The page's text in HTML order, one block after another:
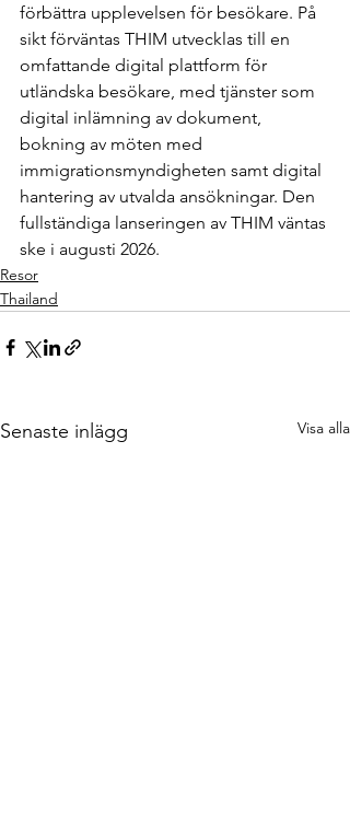
förbättra upplevelsen för besökare. På
sikt förväntas THIM utvecklas till en
omfattande digital plattform för
utländska besökare, med tjänster som
digital inlämning av dokument,
bokning av möten med
immigrationsmyndigheten samt digital
hantering av utvalda ansökningar. Den
fullständiga lanseringen av THIM väntas
ske i augusti 2026.
Resor
Thailand
Senaste inlägg Visa alla